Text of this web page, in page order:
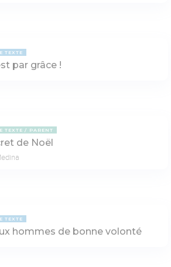
TEXTE
par grâce !
TEXTE PARENT
de Noël
TEXTE
hommes de bonne volonté